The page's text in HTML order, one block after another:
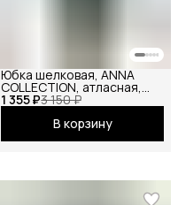
1 355 ₽3 150 ₽
Юбка шелковая, ANNA
COLLECTION, атласная,
летняя, праздничная,
повседневная, офисная,
школьная на резинке
макси изумрудный
В корзину